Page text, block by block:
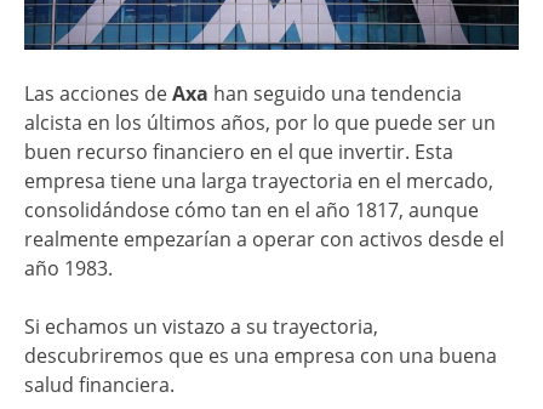
Las acciones deAxa han seguido una tendencia
alcista en los últimos años, por lo que puede ser un
buen recurso financiero en el que invertir. Esta
empresa tiene una larga trayectoria en el mercado,
consolidándose cómo tan en el año 1817, aunque
realmente empezarían a operar con activos desde el
año 1983.
Si echamos un vistazo a su trayectoria,
descubriremos que es una empresa con una buena
salud financiera.